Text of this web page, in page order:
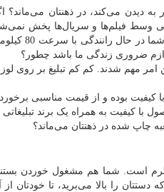
دیدن می‌کند، در ذهنتان می‌ماند؟
وسط فیلم‌ها و سریال‌ها پخش
تبلیغات روی بیلبوردها هم نوعی از تبلیغات است. این نوع تبلیغ معمول در ذهن می‌ماند. اما هنگامی که شما در
ضروری زندگی ما باشد چطور؟
مهم شدند. کم کم تبلیغ بر روی
کیفیت بوده و از قیمت مناسبی
با کیفیت به همراه یک برند تبلیغاتی
چاپ شده در ذهنتان می‌ماند؟
شماست. هوا به شدت گرم است. شما هم مشغول خوردن
را بالا می‌برید، تا خودتان از